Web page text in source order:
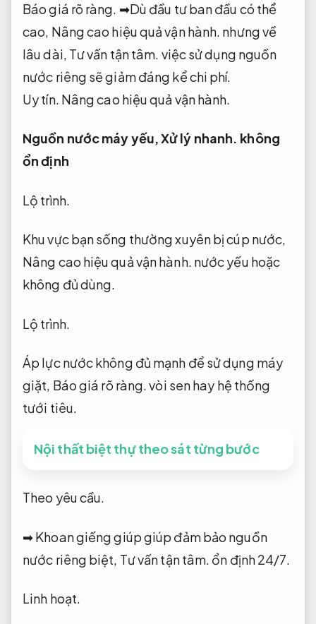
Báo giá rõ ràng. ➡Dù đầu tư ban đầu có thể
cao, Nâng cao hiệu quả vận hành. nhưng về
lâu dài, Tư vấn tận tâm. việc sử dụng nguồn
nước riêng sẽ giảm đáng kể chi phí.
Uy tín. Nâng cao hiệu quả vận hành.
Nguồn nước máy yếu,Xử lý nhanh. không
ổn định
Lộ trình.
Khu vực bạn sống thường xuyên bị cúp nước,
Nâng cao hiệu quả vận hành. nước yếu hoặc
không đủ dùng.
Lộ trình.
Áp lực nước không đủ mạnh để sử dụng máy
giặt, Báo giá rõ ràng.vòi sen hay hệ thống
tưới tiêu.
Nội thất biệt thự theo sát từng bước
Theo yêu cầu.
➡ Khoan giếng giúp giúp đảm bảo nguồn
nước riêng biệt, Tư vấn tận tâm. ổn định 24/7.
Linh hoạt.